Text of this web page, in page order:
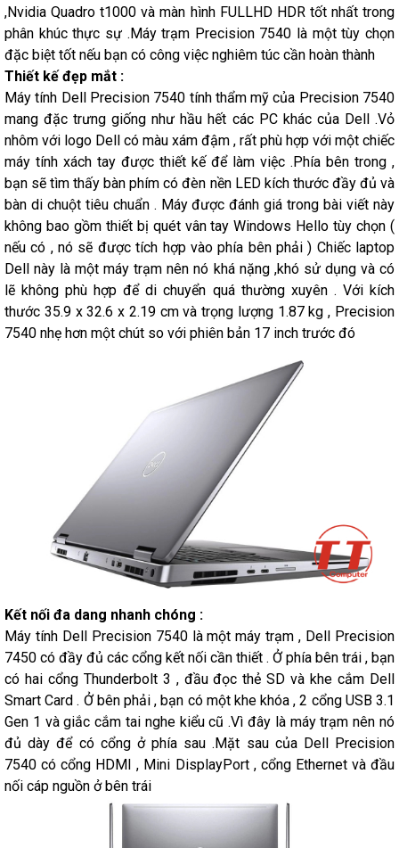
,Nvidia Quadro t1000 và màn hình FULLHD HDR tốt nhất trong
phân khúc thực sự .Máy trạm Precision 7540 là một tùy chọn
đặc biệt tốt nếu bạn có công việc nghiêm túc cần hoàn thành
Thiết kế đẹp mắt :
Máy tính Dell Precision 7540 tính thẩm mỹ của Precision 7540
mang đặc trưng giống như hầu hết các PC khác của Dell .Vỏ
nhôm với logo Dell có màu xám đậm , rất phù hợp với một chiếc
máy tính xách tay được thiết kế để làm việc .Phía bên trong ,
bạn sẽ tìm thấy bàn phím có đèn nền LED kích thước đầy đủ và
bàn di chuột tiêu chuẩn . Máy được đánh giá trong bài viết này
không bao gồm thiết bị quét vân tay Windows Hello tùy chọn (
nếu có , nó sẽ được tích hợp vào phía bên phải ) Chiếc laptop
Dell này là một máy trạm nên nó khá nặng ,khó sử dụng và có
lẽ không phù hợp để di chuyển quá thường xuyên . Với kích
thước 35.9 x 32.6 x 2.19 cm và trọng lượng 1.87 kg , Precision
7540 nhẹ hơn một chút so với phiên bản 17 inch trước đó
Kết nối đa dang nhanh chóng :
Máy tính Dell Precision 7540 là một máy trạm , Dell Precision
7450 có đầy đủ các cổng kết nối cần thiết . Ở phía bên trái , bạn
có hai cổng Thunderbolt 3 , đầu đọc thẻ SD và khe cắm Dell
Smart Card . Ở bên phải , bạn có một khe khóa , 2 cổng USB 3.1
Gen 1 và giắc cắm tai nghe kiểu cũ .Vì đây là máy trạm nên nó
đủ dày để có cổng ở phía sau .Mặt sau của Dell Precision
7540 có cổng HDMI , Mini DisplayPort , cổng Ethernet và đầu
nối cáp nguồn ở bên trái